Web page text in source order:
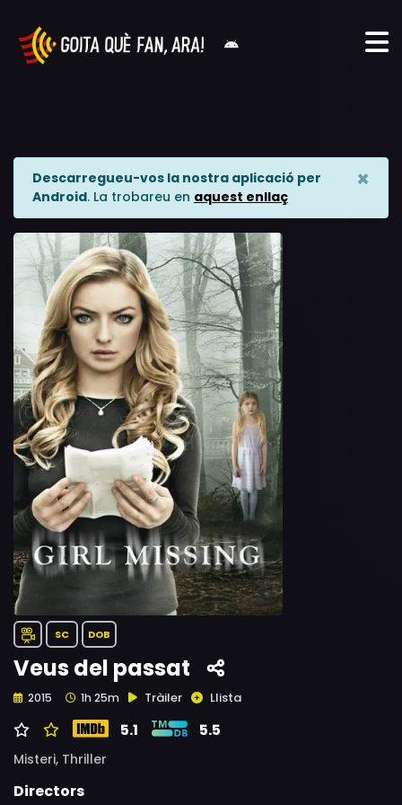
Descarregueu-vos la nostra aplicació per
Android. La trobareu en aquest enllaç
×
SC DOB
Veus del passat
2015 1h 25m Tràiler Llista
5.1 5.5
Misteri, Thriller
Directors